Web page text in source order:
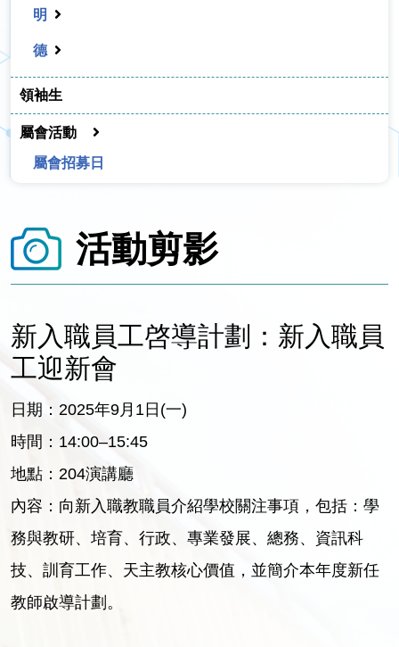
明
德
領袖生
屬會活動
屬會招募日
活動剪影
新入職員工啓導計劃：新入職員
工迎新會
日期：2025年9月1日(一)
時間：14:00–15:45
地點：204演講廳
內容：向新入職教職員介紹學校關注事項，包括：學
務與教研、培育、行政、專業發展、總務、資訊科
技、訓育工作、天主教核心價值，並簡介本年度新任
教師啟導計劃。